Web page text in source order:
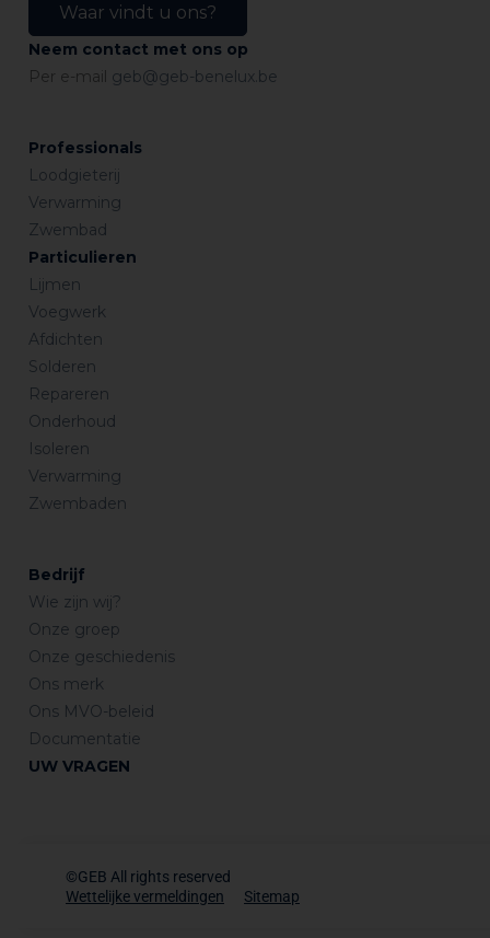
Professionals
Loodgieterij
Verwarming
Zwembad
Particulieren
Lijmen
Voegwerk
Afdichten
Solderen
Repareren
Onderhoud
Isoleren
Verwarming
Zwembaden
Bedrijf
Wie zijn wij?
Onze groep
Onze geschiedenis
Ons merk
Ons MVO-beleid
Documentatie
UW VRAGEN
Waar vindt u ons?
Neem contact met ons op
Per e-mail geb@geb-benelux.be
©GEB All rights reserved
Wettelijke vermeldingen
Sitemap